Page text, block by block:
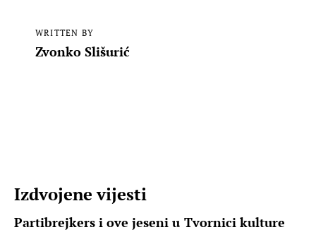
WRITTEN BY
Zvonko Slišurić
Izdvojene vijesti
Partibrejkers i ove jeseni u Tvornici kulture